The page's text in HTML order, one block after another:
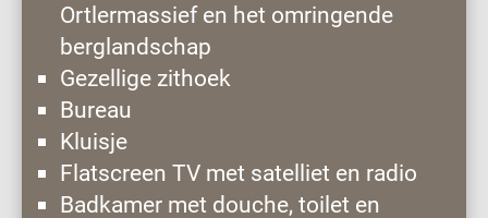
Ortlermassief en het omringende
berglandschap
Gezellige zithoek
Bureau
Kluisje
Flatscreen TV met satelliet en radio
Badkamer met douche, toilet en